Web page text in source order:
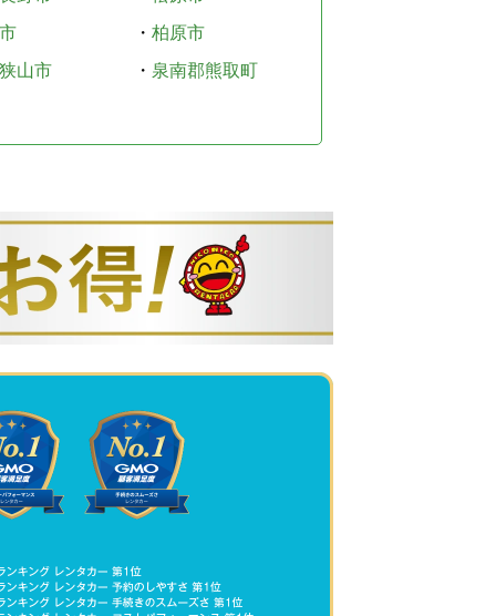
・ 柏原市
山市
・ 泉南郡熊取町